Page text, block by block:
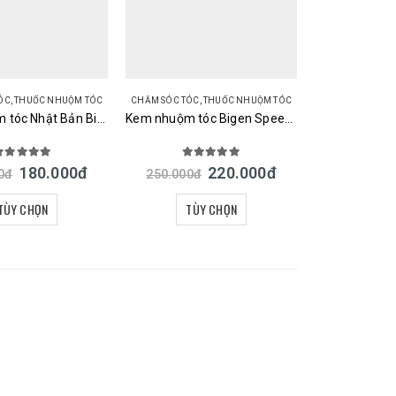
,THUỐC NHUỘM TÓC
out of 5
đ 180.000đ
CHỌN
CHĂM SÓC TÓC ,THUỐC NHUỘM TÓC
out of 5
250.000đ 220.000đ
TÙY CHỌN